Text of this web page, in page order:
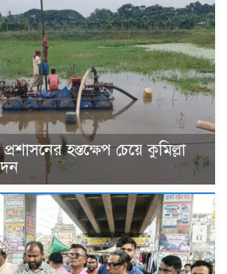
হস্তক্ষেপ চেয়ে কুমিল্লা